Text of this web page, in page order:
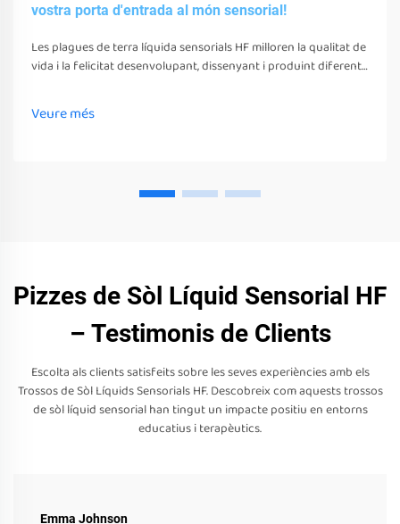
vostra porta d'entrada al món sensorial!
Les plagues de terra líquida sensorials HF milloren la qualitat de
vida i la felicitat desenvolupant, dissenyant i produint diferents
equips poden estimular els seus sentits
Veure més
Pizzes de Sòl Líquid Sensorial HF
– Testimonis de Clients
Escolta als clients satisfeits sobre les seves experiències amb els
Trossos de Sòl Líquids Sensorials HF. Descobreix com aquests trossos
de sòl líquid sensorial han tingut un impacte positiu en entorns
educatius i terapèutics.
Emma Johnson